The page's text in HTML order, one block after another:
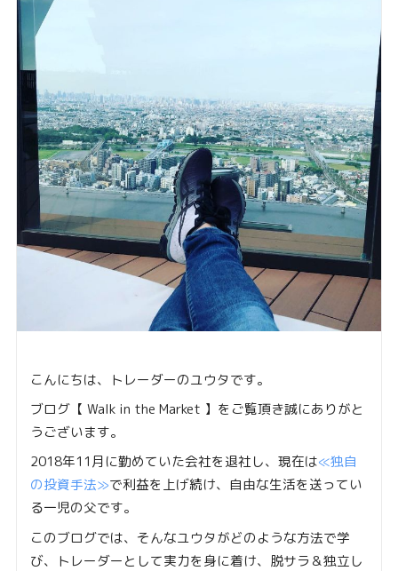
こんにちは、トレーダーのユウタです。
ブログ【 Walk in the Market 】をご覧頂き誠にありがと
うございます。
2018年11月に勤めていた会社を退社し、現在は≪独自
の投資手法≫で利益を上げ続け、自由な生活を送ってい
る一児の父です。
このブログでは、そんなユウタがどのような方法で学
び、トレーダーとして実力を身に着け、脱サラ＆独立し